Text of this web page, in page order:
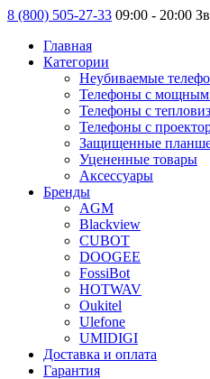
8 (800) 505-27-33 09:00 - 20:00
Главная
Категории
Неубиваемые
Телефоны с мощным
Телефоны с
Телефоны с
Защищенные
Уцененные товары
Аксессуары
Бренды
AGM
Blackview
CUBOT
DOOGEE
FossiBot
HOTWAV
Oukitel
Ulefone
UMIDIGI
Доставка и оплата
Гарантия